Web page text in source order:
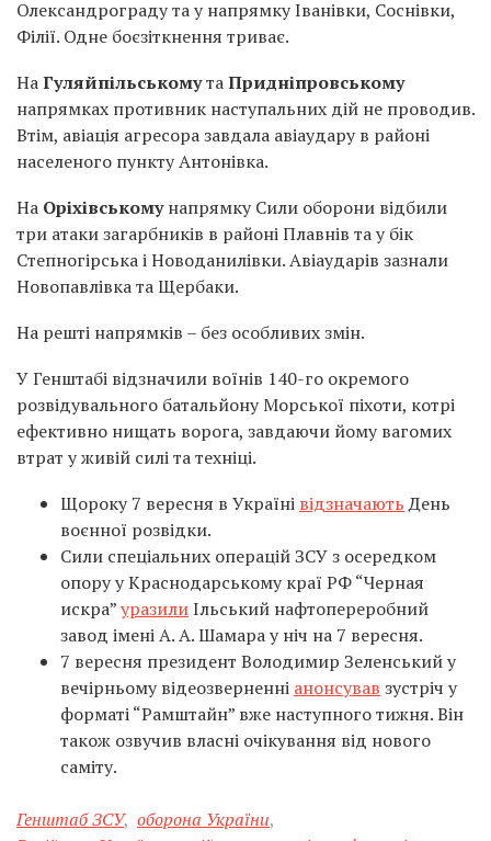
Олександрограду та у напрямку Іванівки, Соснівки,
Філії. Одне боєзіткнення триває.
НаГуляйпільськомутаПридніпровському
напрямках противник наступальних дій не проводив.
Втім, авіація агресора завдала авіаудару в районі
населеного пункту Антонівка.
На Оріхівськомунапрямку Сили оборони відбили
три атаки загарбників в районі Плавнів та у бік
Степногірська і Новоданилівки. Авіаударів зазнали
Новопавлівка та Щербаки.
На решті напрямків – без особливих змін.
У Генштабі відзначили воїнів 140-го окремого
розвідувального батальйону Морської піхоти, котрі
ефективно нищать ворога, завдаючи йому вагомих
втрат у живій силі та техніці.
Щороку 7 вересня в Україні відзначаютьДень
воєнної розвідки.
Сили спеціальних операцій ЗСУ з осередком
опору у Краснодарському краї РФ “Черная
искра”уразилиІльський нафтопереробний
завод імені А. А. Шамара у ніч на 7 вересня.
7 вересня президент Володимир Зеленський у
вечірньому відеозверненні анонсував зустріч у
форматі “Рамштайн” вже наступного тижня. Він
також озвучив власні очікування від нового
саміту.
Генштаб ЗСУ, оборона України,